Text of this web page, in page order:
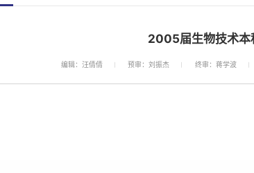
2005届生物技术本
编辑：汪倩倩 预审：刘振杰 终审：蒋学波